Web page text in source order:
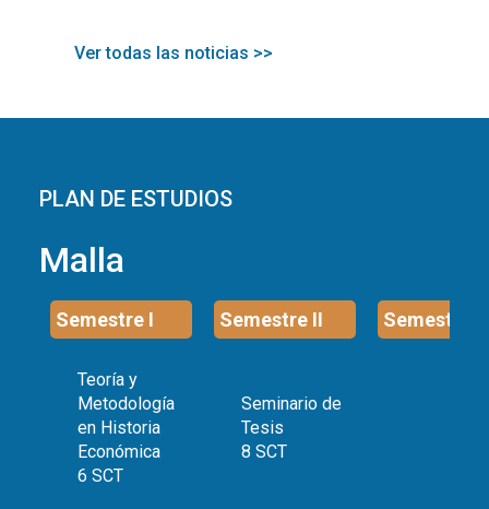
Ver todas las noticias >>
PLAN DE ESTUDIOS
Malla
Semestre I Semestre II Semestre
Teoría y
Metodología
en Historia
Económica
6 SCT
Seminario de
Tesis
8 SCT